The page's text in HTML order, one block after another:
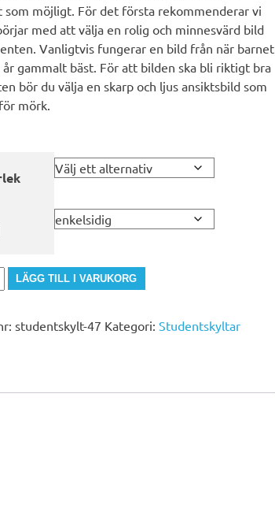
som möjligt. För det första rekommenderar vi
med att välja en rolig och minnesvärd bild
Vanligtvis fungerar en bild från när barnet
år gammalt bäst. För att bilden ska bli riktigt bra
bör du välja en skarp och ljus ansiktsbild som
mörk.
LÄGG TILL I VARUKORG
studentskylt-47 Kategori: Studentskyltar